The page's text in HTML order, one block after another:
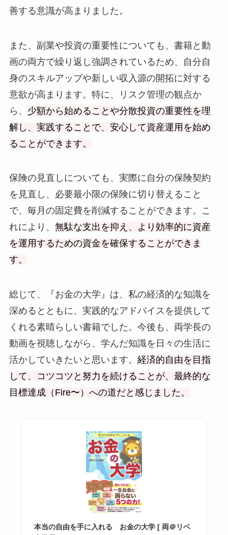
善する意識が高まりました。
また、副業や投資の重要性についても、書籍と動
画の両方で繰り返し強調されているため、自分自
身のスキルアップや新しい収入源の開拓に対する
意欲が高まります。特に、リスク管理の観点か
ら、 少額から始めることや分散投資の重要性を理
解し、実践することで、安心して資産運用を始め
ることができます。
保険の見直しについても、実際に自分の保険契約
を見直し、必要最小限の保険に切り替えること
で、毎月の固定費を削減することができます。こ
れにより、 無駄な支出を抑え、より効率的に資産
を運用するための資金を確保することができま
す。
総じて、『お金の大学』は、私の経済的な知識を
深めるとともに、実践的なアドバイスを提供して
くれる素晴らしい書籍でした。今後も、両学長の
動画を視聴しながら、学んだ知識を日々の生活に
活かしていきたいと思います。 経済的自由を目指
して、コツコツと努力を続けることが、最終的な
目標達成（Fire〜）への道だと感じました。
本当の自由を手に入れる お金の大学 [ 両＠リベ